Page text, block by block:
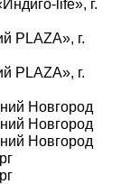
life», г.
PLAZA», г.
PLAZA», г.
Новгород
Новгород
Новгород